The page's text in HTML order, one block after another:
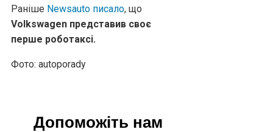
Раніше Newsauto писало, що
Volkswagen представив своє
перше роботаксі.
Фото: autoporady
Допоможіть нам